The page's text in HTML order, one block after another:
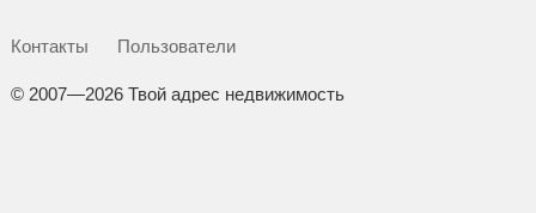
Контакты Пользователи
© 2007—2026 Твой адрес недвижимость